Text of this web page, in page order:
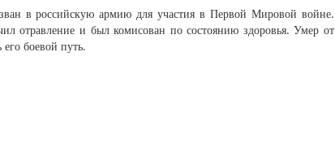
в российскую армию для участия в Первой Мировой войне.
отравление и был комисован по состоянию здоровья. Умер от
боевой путь.